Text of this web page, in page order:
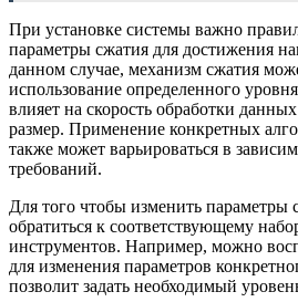
При установке системы важно
параметры сжатия для достижения
данном случае, механизм сжатия
использование определенного
влияет на скорость обработки
размер. Применение конкретных
также может варьироваться в
требований.
Для того чтобы изменить параметры
обратиться к соответствующему
инструментов. Например, можно
для изменения параметров
позволит задать необходимый